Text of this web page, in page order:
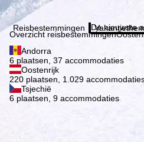
Reisbestemmingen
Overzicht reisbestemmingen
Andorra
6 plaatsen, 37 accommodaties
Oostenrijk
220 plaatsen, 1.029
Tsjechië
6 plaatsen, 9 accommodaties
De nieuwste